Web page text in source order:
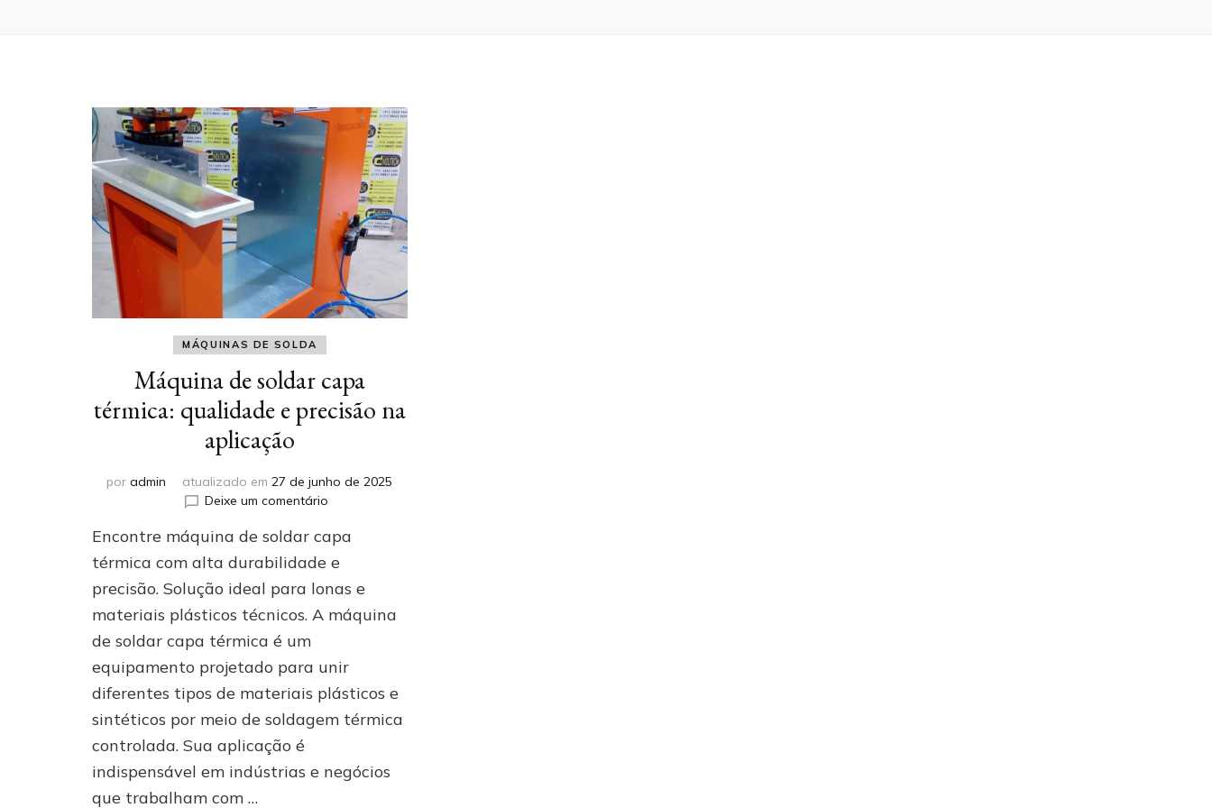
MÁQUINAS DE SOLDA
Máquina de soldar capa
térmica: qualidade e precisão na
aplicação
poradmin atualizado em27 de junho de 2025
Deixe um comentárioem
de
térmica:
qualidade
na
aplicação
Encontre máquina de soldar capa
térmica com alta durabilidade e
precisão. Solução ideal para lonas e
materiais plásticos técnicos. A máquina
de soldar capa térmica é um
equipamento projetado para unir
diferentes tipos de materiais plásticos e
sintéticos por meio de soldagem térmica
controlada. Sua aplicação é
indispensável em indústrias e negócios
que trabalham com …